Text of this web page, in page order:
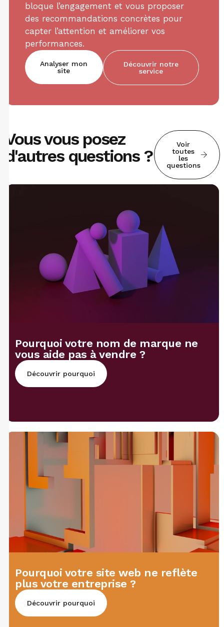
bloque l’engagement et vous proposer
des recommandations concrètes pour
capter l’attention et améliorer vos
performances.
Analyser mon
site
Découvrir notre
service
Vous vous posez
d'autres questions ?
Voir
toutes
les
questions
Pourquoi votre nom de marque ne
vous aide pas à vendre ?
Découvrir pourquoi
Pourquoi votre site web ne reflète
plus votre entreprise ?
Découvrir pourquoi